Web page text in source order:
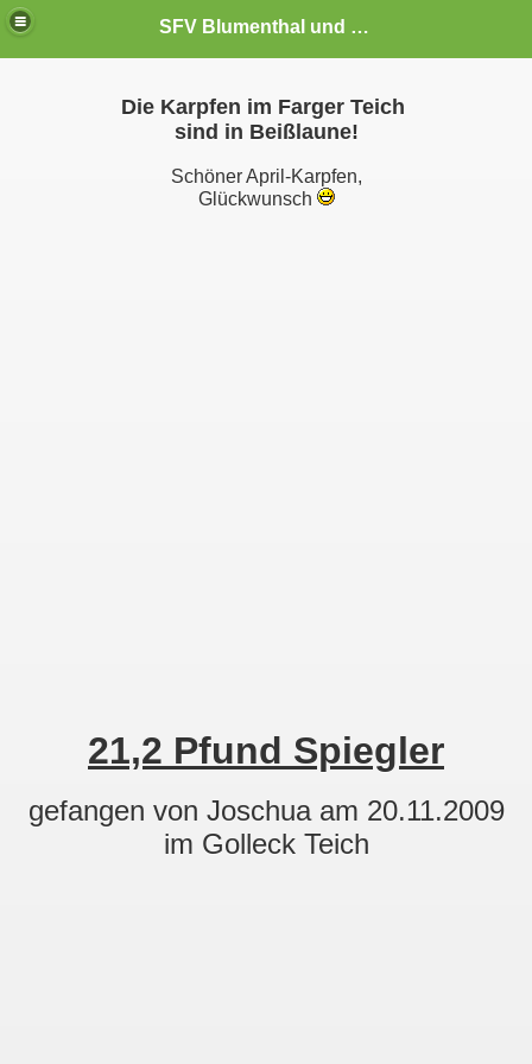
SFV Blumenthal und Umgebung e.V.
Die Karpfen im Farger Teich
sind in Beißlaune!
Schöner April-Karpfen,
Glückwunsch
21,2 Pfund Spiegler
gefangen von Joschua am 20.11.2009
im Golleck Teich